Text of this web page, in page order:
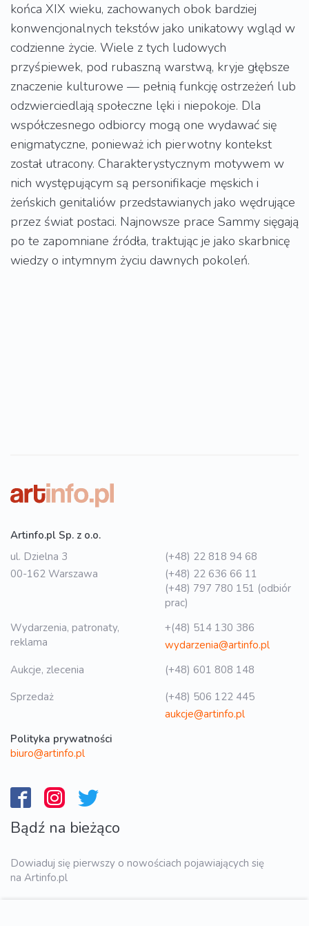
końca XIX wieku, zachowanych obok bardziej
konwencjonalnych tekstów jako unikatowy wgląd w
codzienne życie. Wiele z tych ludowych
przyśpiewek, pod rubaszną warstwą, kryje głębsze
znaczenie kulturowe — pełnią funkcję ostrzeżeń lub
odzwierciedlają społeczne lęki i niepokoje. Dla
współczesnego odbiorcy mogą one wydawać się
enigmatyczne, ponieważ ich pierwotny kontekst
został utracony. Charakterystycznym motywem w
nich występującym są personifikacje męskich i
żeńskich genitaliów przedstawianych jako wędrujące
przez świat postaci. Najnowsze prace Sammy sięgają
po te zapomniane źródła, traktując je jako skarbnicę
wiedzy o intymnym życiu dawnych pokoleń.
Artinfo.pl Sp. z o.o.
ul. Dzielna 3
00-162 Warszawa
(+48) 22 818 94 68
(+48) 22 636 66 11
(+48) 797 780 151 (odbiór
prac)
Wydarzenia, patronaty,
reklama
+(48) 514 130 386
wydarzenia@artinfo.pl
Aukcje, zlecenia
(+48) 601 808 148
Sprzedaż
(+48) 506 122 445
aukcje@artinfo.pl
Polityka prywatności
biuro@artinfo.pl
Bądź na bieżąco
Dowiaduj się pierwszy o nowościach pojawiających się
na Artinfo.pl